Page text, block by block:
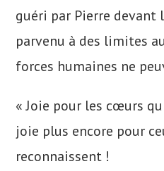
guéri par Pierre devant
parvenu à des limites
forces humaines ne
« Joie pour les cœurs
joie plus encore pour
reconnaissent !